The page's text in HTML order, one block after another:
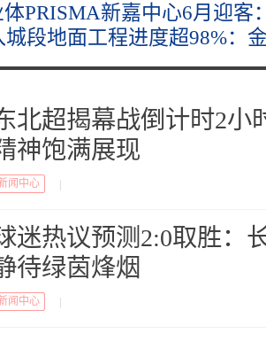
PRISMA新嘉中心6月迎客
城段地面工程进度超98%：
北超揭幕战倒计时2小
神饱满展现
闻中心
迷热议预测2:0取胜：
待绿茵烽烟
闻中心